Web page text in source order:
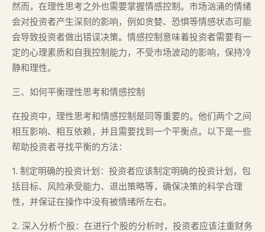
然而，在理性思考之外也需要掌握情感控制。市场汹涌的情绪
会对投资者产生深刻的影响，例如贪婪、恐惧等情感状态可能
会导致投资者做出错误决策。情感控制意味着投资者需要有一
定的心理素质和自我控制能力，不受市场波动的影响，保持冷
静和理性。
三、如何平衡理性思考和情感控制
在投资中，理性思考和情感控制是同等重要的。他们两个之间
相互影响、相互依赖，并且需要找到一个平衡点。以下是一些
帮助投资者寻找平衡的方法：
1. 制定明确的投资计划：投资者应该制定明确的投资计划，包
括目标、风险承受能力、退出策略等，确保决策的科学合理
性，并保证在操作中没有被情绪所左右。
2. 深入分析个股：在进行个股的分析时，投资者应该注重财务